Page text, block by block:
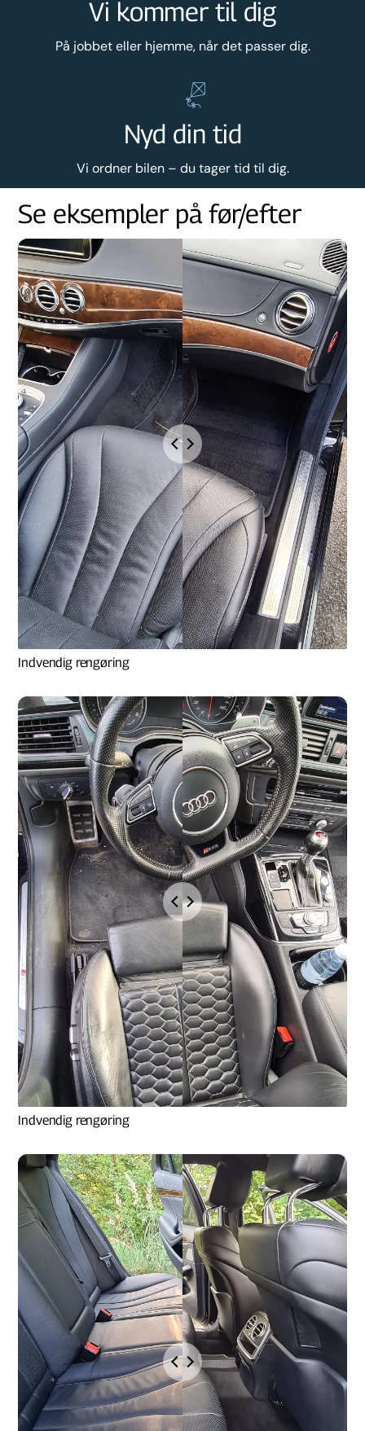
Vi kommer til dig
På jobbet eller hjemme, når det passer dig.
Nyd din tid
Vi ordner bilen – du tager tid til dig.
Se eksempler på før/efter
Indvendig rengøring
Indvendig rengøring